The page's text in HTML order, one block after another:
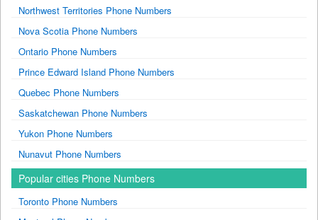
Northwest Territories Phone Numbers
Nova Scotia Phone Numbers
Ontario Phone Numbers
Prince Edward Island Phone Numbers
Quebec Phone Numbers
Saskatchewan Phone Numbers
Yukon Phone Numbers
Nunavut Phone Numbers
Popular cities Phone Numbers
Toronto Phone Numbers